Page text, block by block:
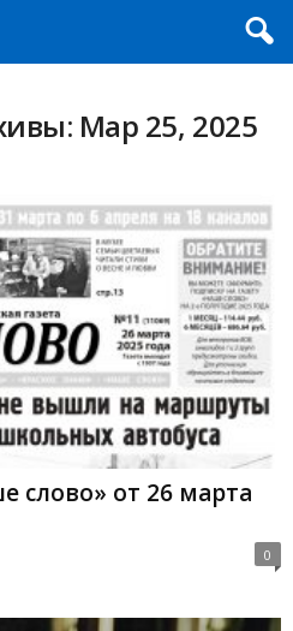
Мар 25, 2025
слово» от 26 марта
0